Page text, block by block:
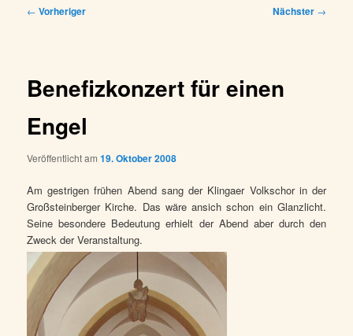
Beitragsnavigation
← Vorheriger Nächster →
Benefizkonzert für einen
Engel
Veröffentlicht am19. Oktober 2008
Am gestrigen frühen Abend sang der Klingaer Volkschor in der
Großsteinberger Kirche. Das wäre ansich schon ein Glanzlicht.
Seine besondere Bedeutung erhielt der Abend aber durch den
Zweck der Veranstaltung.